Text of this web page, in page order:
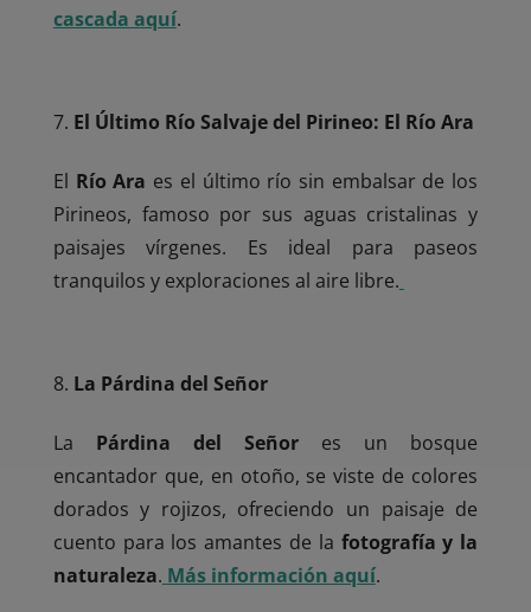
cascada aquí.
El Último Río Salvaje del Pirineo: El Río Ara
El Río Ara es el último río sin embalsar de los
Pirineos, famoso por sus aguas cristalinas y
paisajes vírgenes. Es ideal para paseos
tranquilos y exploraciones al aire libre.
La Párdina del Señor
La Párdina del Señor es un bosque
encantador que, en otoño, se viste de colores
dorados y rojizos, ofreciendo un paisaje de
cuento para los amantes de la fotografía y la
naturaleza. Más información aquí.